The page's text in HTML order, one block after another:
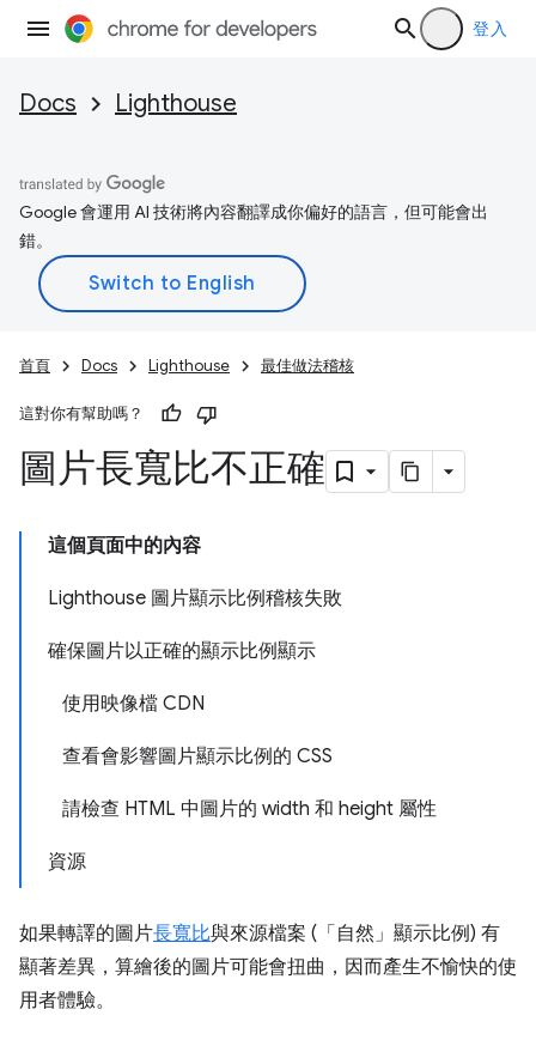
登入
Docs Lighthouse
Google 會運用 AI 技術將內容翻譯成你偏好的語言，但可能會出
錯。
首頁 Docs Lighthouse 最佳做法稽核
這對你有幫助嗎？
圖片長寬比不正確
這個頁面中的內容
Lighthouse 圖片顯示比例稽核失敗
確保圖片以正確的顯示比例顯示
使用映像檔 CDN
查看會影響圖片顯示比例的 CSS
請檢查 HTML 中圖片的 width 和 height 屬性
資源
如果轉譯的圖片長寬比與來源檔案 (「自然」 顯示比例) 有
顯著差異，算繪後的圖片可能會扭曲，因而產生不愉快的使
用者體驗。